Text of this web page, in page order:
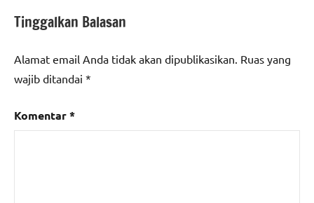
Tinggalkan Balasan
Alamat email Anda tidak akan dipublikasikan. Ruas yang
wajib ditandai *
Komentar*